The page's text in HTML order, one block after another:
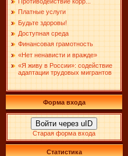
Платные услуги
Будьте здоровы!
Доступная среда
Финансовая грамотность
«Нет ненависти и вражде»
«Я живу в России»: содействие
адаптации трудовых мигрантов
Форма входа
Войти через uID
Старая форма входа
Статистика